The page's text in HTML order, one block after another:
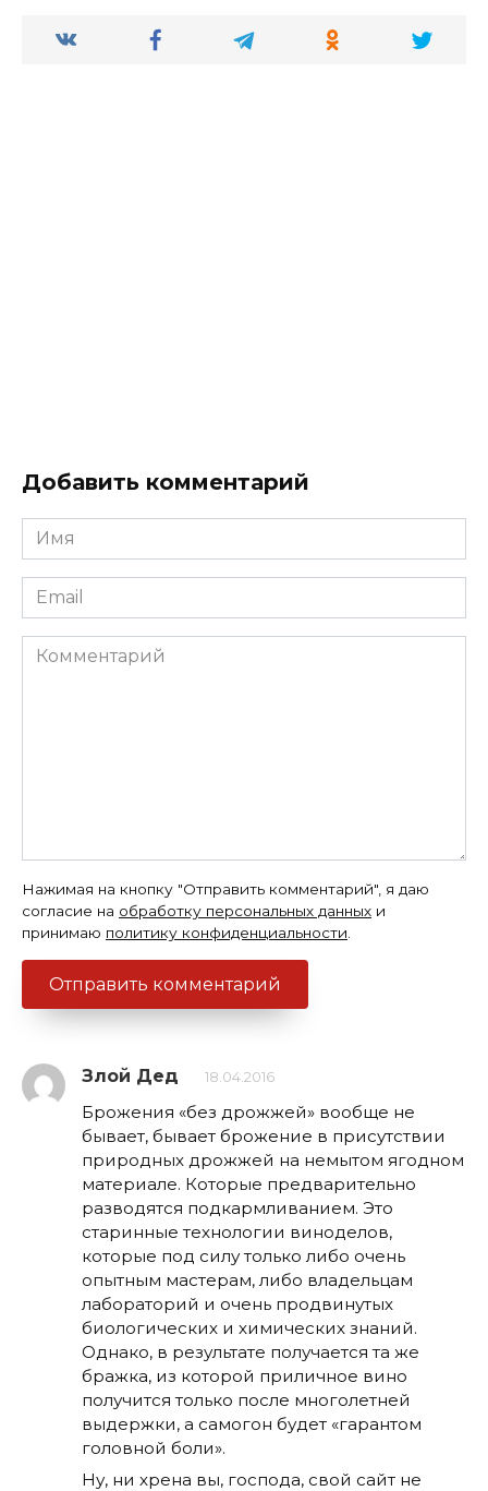
Добавить комментарий
Имя
*
Email
*
Комментарий
Нажимая на кнопку "Отправить комментарий", я даю
согласие на обработку персональных данных и
принимаю политику конфиденциальности
Злой Дед 18.04.2016
Брожения «без дрожжей» вообще не
бывает, бывает брожение в присутствии
природных дрожжей на немытом ягодном
материале. Которые предварительно
разводятся подкармливанием. Это
старинные технологии виноделов,
которые под силу только либо очень
опытным мастерам, либо владельцам
лабораторий и очень продвинутых
биологических и химических знаний.
Однако, в результате получается та же
бражка, из которой приличное вино
получится только после многолетней
выдержки, а самогон будет «гарантом
головной боли».
Ну, ни хрена вы, господа, свой сайт не